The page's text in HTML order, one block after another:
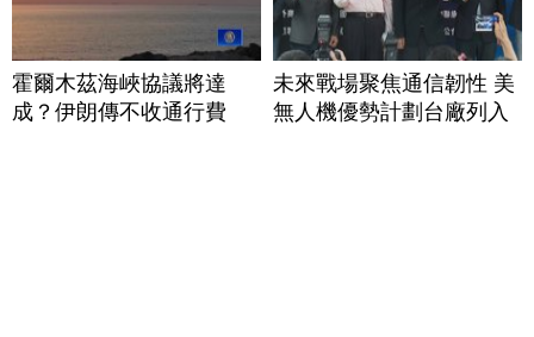
霍爾木茲海峽協議將達
成？伊朗傳不收通行費
未來戰場聚焦通信韌性 美
無人機優勢計劃台廠列入